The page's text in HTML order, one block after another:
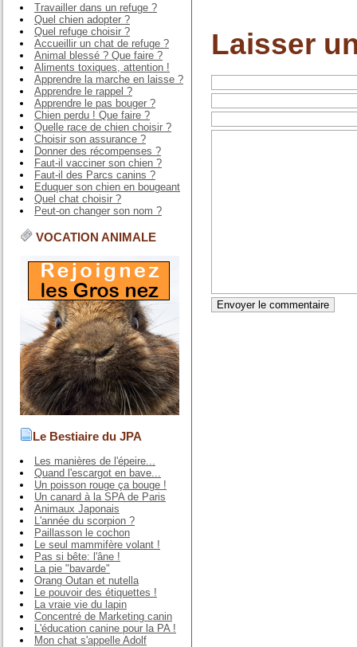
Travailler dans un refuge ?
Quel chien adopter ?
Quel refuge choisir ?
Accueillir un chat de refuge ?
Animal blessé ? Que faire ?
Aliments toxiques, attention !
Apprendre la marche en laisse ?
Apprendre le rappel ?
Apprendre le pas bouger ?
Chien perdu ! Que faire ?
Quelle race de chien choisir ?
Choisir son assurance ?
Donner des récompenses ?
Faut-il vacciner son chien ?
Faut-il des Parcs canins ?
Eduquer son chien en bougeant
Quel chat choisir ?
Peut-on changer son nom ?
VOCATION ANIMALE
Le Bestiaire du JPA
Les manières de l'épeire...
Quand l'escargot en bave...
Un poisson rouge ça bouge !
Un canard à la SPA de Paris
Animaux Japonais
L'année du scorpion ?
Paillasson le cochon
Le seul mammifère volant !
Pas si bête: l'âne !
La pie "bavarde"
Orang Outan et nutella
Le pouvoir des étiquettes !
La vraie vie du lapin
Concentré de Marketing canin
L'éducation canine pour la PA !
Mon chat s'appelle Adolf
Laisser